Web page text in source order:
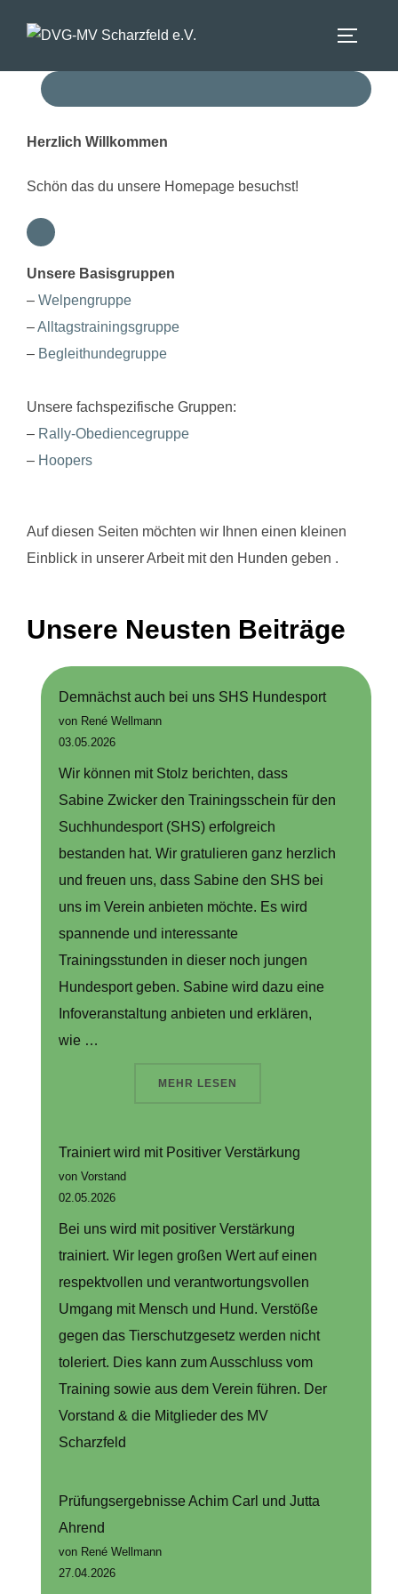
Inhalt
Herzlich Willkommen
Schön das du unsere Homepage besuchst!
Unsere Basisgruppen
– Welpengruppe
–Alltagstrainingsgruppe
– Begleithundegruppe
Unsere fachspezifische Gruppen:
– Rally-Obediencegruppe
– Hoopers
Auf diesen Seiten möchten wir Ihnen einen kleinen
Einblick in unserer Arbeit mit den Hunden geben .
Unsere Neusten Beiträge
Demnächst auch bei uns SHS Hundesport
von René Wellmann
03.05.2026
Wir können mit Stolz berichten, dass
Sabine Zwicker den Trainingsschein für den
Suchhundesport (SHS) erfolgreich
bestanden hat. Wir gratulieren ganz herzlich
und freuen uns, dass Sabine den SHS bei
uns im Verein anbieten möchte. Es wird
spannende und interessante
Trainingsstunden in dieser noch jungen
Hundesport geben. Sabine wird dazu eine
Infoveranstaltung anbieten und erklären,
wie …
MEHR ÜBER “DEMNÄCHST AUCH BEI
LESEN
Trainiert wird mit Positiver Verstärkung
von Vorstand
02.05.2026
Bei uns wird mit positiver Verstärkung
trainiert. Wir legen großen Wert auf einen
respektvollen und verantwortungsvollen
Umgang mit Mensch und Hund. Verstöße
gegen das Tierschutzgesetz werden nicht
toleriert. Dies kann zum Ausschluss vom
Training sowie aus dem Verein führen. Der
Vorstand & die Mitglieder des MV
Scharzfeld
Prüfungsergebnisse Achim Carl und Jutta
Ahrend
von René Wellmann
27.04.2026